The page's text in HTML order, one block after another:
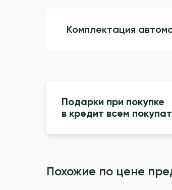
Комплектация
Подарки при покупке
в кредит всем
Похожие по цене